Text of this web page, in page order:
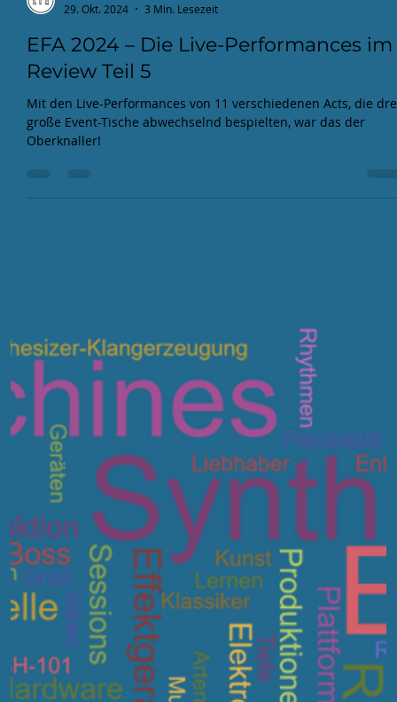
EFA
29. Okt. 2024
3 Min. Lesezeit
EFA 2024 – Die Live-Performances im
Review Teil 5
Mit den Live-Performances von 11 verschiedenen Acts, die
große Event-Tische abwechselnd bespielten, war das der
Oberknaller!